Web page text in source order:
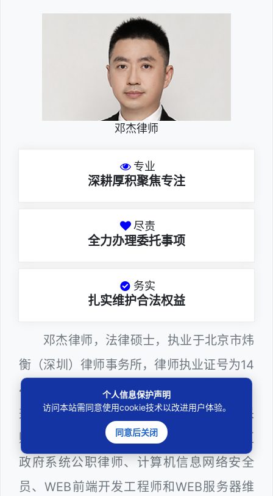
邓杰律师
专业
深耕厚积聚焦专注
尽责
全力办理委托事项
务实
扎实维护合法权益
邓杰律师，法律硕士，执业于北京市炜
衡（深圳）律师事务所，律师执业证号为14
403201810022100。邓杰律师现（或曾）
兼任深圳市人民政府听证员、深圳市政府采
购评审专家（法律类），曾担任深圳市某区
政府系统公职律师、计算机信息网络安全
员、WEB前端开发工程师和WEB服务器维
个人信息保护声明
访问本站需同意使用cookie技术以改进用户体验。
同意后关闭